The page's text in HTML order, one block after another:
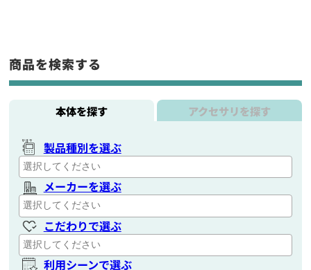
商品を検索する
本体を探す アクセサリを探す
製品種別を選ぶ
メーカーを選ぶ
こだわりで選ぶ
利用シーンで選ぶ